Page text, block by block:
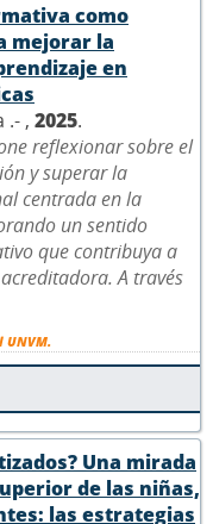
como
mejorar la
en
.- , 2025.
reflexionar sobre el
y superar la
centrada en la
un sentido
que contribuya a
A través
Una mirada
de las niñas,
las estrategias